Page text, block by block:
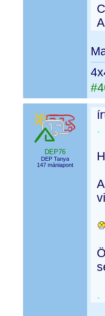
DEP76
DEP Tanya
147 mániapont
.
.